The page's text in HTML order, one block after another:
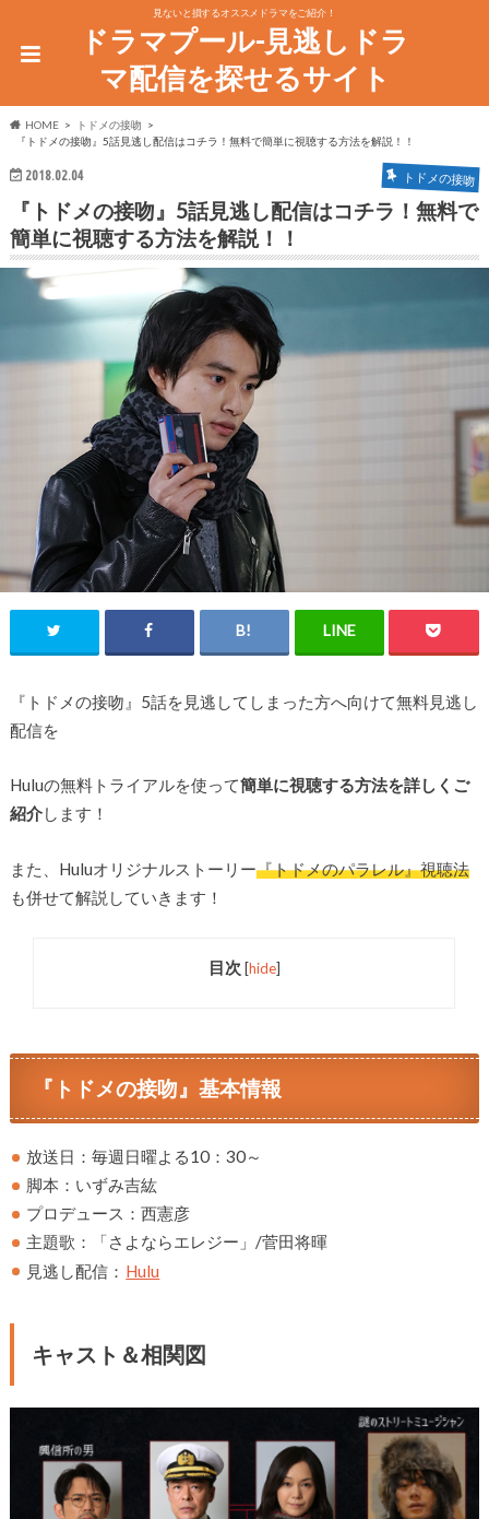
見ないと損するオススメドラマをご紹介！
ドラマプール-見逃しドラ
マ配信を探せるサイト
HOME
トドメの接吻
『トドメの接吻』5話見逃し配信はコチラ！無料で簡単に視聴する方法を解説！！
2018.02.04 トドメの接吻
『トドメの接吻』5話見逃し配信はコチラ！無料で
簡単に視聴する方法を解説！！
『トドメの接吻』5話を見逃してしまった方へ向けて無料見逃し
配信を
Huluの無料トライアルを使って簡単に視聴する方法を詳しくご
紹介します！
また、Huluオリジナルストーリー『トドメのパラレル』視聴法
も併せて解説していきます！
目次 [hide]
『トドメの接吻』基本情報
放送日：毎週日曜よる10：30～
脚本：いずみ吉紘
プロデュース：西憲彦
主題歌：「さよならエレジー」/菅田将暉
見逃し配信： Hulu
キャスト＆相関図